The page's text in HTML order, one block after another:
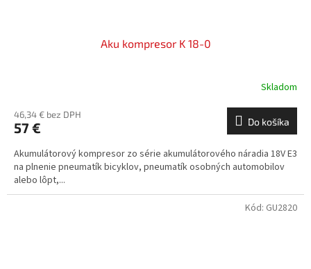
Aku kompresor K 18-0
Skladom
46,34 € bez DPH
57 € Do košíka
Akumulátorový kompresor zo série akumulátorového náradia 18V E3
na plnenie pneumatík bicyklov, pneumatík osobných automobilov
alebo lôpt,...
Kód: GU2820